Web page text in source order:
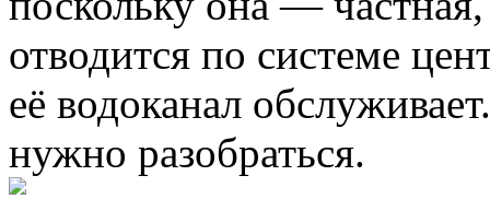
отводится по системе
её водоканал
нужно разобраться.